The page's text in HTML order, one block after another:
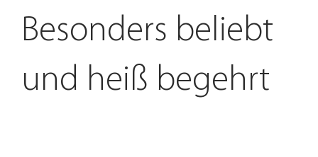
Besonders beliebt
und heiß begehrt